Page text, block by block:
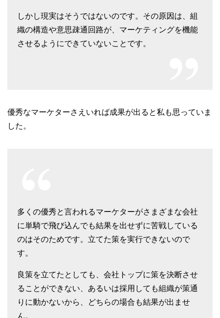
しかし現実はそうではないのです。その原因は、組
織の構造や意思疎通回路が、マーケティングを機能
させるようにできていないことです。
優秀なマーケターさえいれば成果が出ると私も思っていま
した。
多くの優秀と言われるマーケターがさまざまな会社
に単騎で飛び込んでも結果を出せずに苦戦している
のはそのためです。立てた策を実行できないので
す。
良策を立てたとしても、会社トップに策を決断させ
ることができない、あるいは採用しても組織が策通
りに動かないから、どちらの場合も結果が出ませ
ん。